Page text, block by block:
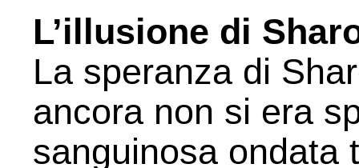
L’illusione di
La speranza di
ancora non si era
sanguinosa ondata